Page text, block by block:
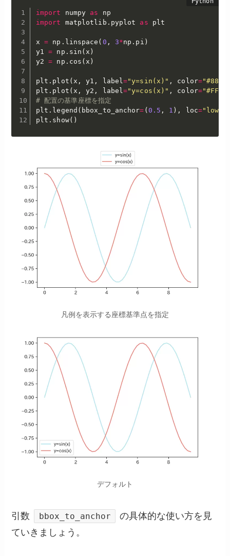
import numpy as
import matplotlib . pyplot as plt
x = np . linspace ( 0 , 3*np . pi )
y1 = np . sin ( x )
y2 = np . cos ( x )
plt . plot ( x , y1 , label="y=sin(x)" , color=
plt . plot ( x , y2 , label="y=cos(x)" , color=
# 配置の基準座標を指定
plt . legend ( bbox_to_anchor= ( 0.5 , 1 ) , loc=
plt . show( )
凡例を表示する座標基準点を指定
デフォルト
引数 bbox_to_anchor
の具体的な使い方を見
ていきましょう。